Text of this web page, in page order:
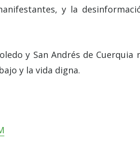
y la
y San Andrés de Cuerquia
y la vida digna.